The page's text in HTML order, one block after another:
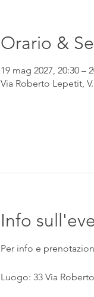
Orario &
19 mag 2027, 20:30 –
Via Roberto Lepetit,
Info
Per info e
Luogo: 33 Via